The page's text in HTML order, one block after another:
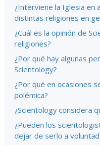
¿Interviene la Iglesia en
distintas religiones en
¿Cuál es la opinión de
religiones?
¿Por qué hay algunas
Scientology?
¿Por qué en ocasiones
polémica?
¿Scientology considera
¿Pueden los
dejar de serlo a